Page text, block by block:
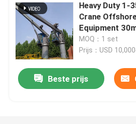
Thuis
Producten
Over ons
Heavy Duty 1-
Crane
Equipment
MOQ：1 set
Prijs：USD
Beste prijs